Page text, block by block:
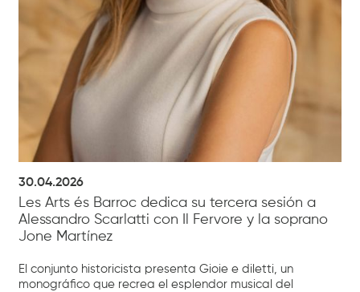
30.04.2026
Les Arts és Barroc dedica su tercera sesión a
Alessandro Scarlatti con Il Fervore y la soprano
Jone Martínez
El conjunto historicista presenta Gioie e diletti, un
monográfico que recrea el esplendor musical del